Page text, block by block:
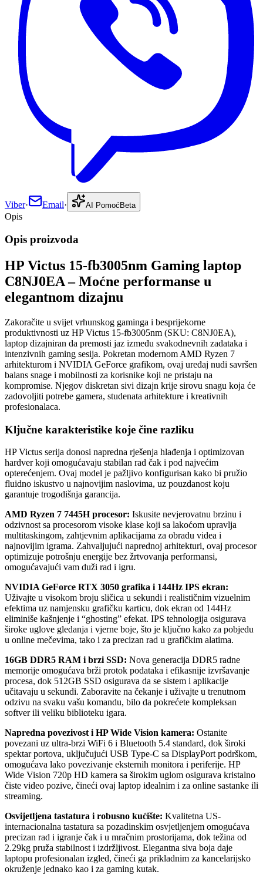
Viber· Email· AI Pomoć Beta
Opis
Opis proizvoda
HP Victus 15-fb3005nm Gaming laptop
C8NJ0EA – Moćne performanse u
elegantnom dizajnu
Zakoračite u svijet vrhunskog gaminga i besprijekorne
produktivnosti uz HP Victus 15-fb3005nm (SKU: C8NJ0EA),
laptop dizajniran da premosti jaz između svakodnevnih zadataka i
intenzivnih gaming sesija. Pokretan modernom AMD Ryzen 7
arhitekturom i NVIDIA GeForce grafikom, ovaj uređaj nudi savršen
balans snage i mobilnosti za korisnike koji ne pristaju na
kompromise. Njegov diskretan sivi dizajn krije sirovu snagu koja će
zadovoljiti potrebe gamera, studenata arhitekture i kreativnih
profesionalaca.
Ključne karakteristike koje čine razliku
HP Victus serija donosi napredna rješenja hlađenja i optimizovan
hardver koji omogućavaju stabilan rad čak i pod najvećim
opterećenjem. Ovaj model je pažljivo konfigurisan kako bi pružio
fluidno iskustvo u najnovijim naslovima, uz pouzdanost koju
garantuje trogodišnja garancija.
AMD Ryzen 7 7445H procesor: Iskusite nevjerovatnu brzinu i
odzivnost sa procesorom visoke klase koji sa lakoćom upravlja
multitaskingom, zahtjevnim aplikacijama za obradu videa i
najnovijim igrama. Zahvaljujući naprednoj arhitekturi, ovaj procesor
optimizuje potrošnju energije bez žrtvovanja performansi,
omogućavajući vam duži rad i igru.
NVIDIA GeForce RTX 3050 grafika i 144Hz IPS ekran:
Uživajte u visokom broju sličica u sekundi i realističnim vizuelnim
efektima uz namjensku grafičku karticu, dok ekran od 144Hz
eliminiše kašnjenje i “ghosting” efekat. IPS tehnologija osigurava
široke uglove gledanja i vjerne boje, što je ključno kako za pobjedu
u online mečevima, tako i za precizan rad u grafičkim alatima.
16GB DDR5 RAM i brzi SSD: Nova generacija DDR5 radne
memorije omogućava brži protok podataka i efikasnije izvršavanje
procesa, dok 512GB SSD osigurava da se sistem i aplikacije
učitavaju u sekundi. Zaboravite na čekanje i uživajte u trenutnom
odzivu na svaku vašu komandu, bilo da pokrećete kompleksan
softver ili veliku biblioteku igara.
Napredna povezivost i HP Wide Vision kamera: Ostanite
povezani uz ultra-brzi WiFi 6 i Bluetooth 5.4 standard, dok široki
spektar portova, uključujući USB Type-C sa DisplayPort podrškom,
omogućava lako povezivanje eksternih monitora i periferije. HP
Wide Vision 720p HD kamera sa širokim uglom osigurava kristalno
čiste video pozive, čineći ovaj laptop idealnim i za online sastanke ili
streaming.
Osvijetljena tastatura i robusno kućište: Kvalitetna US-
internacionalna tastatura sa pozadinskim osvjetljenjem omogućava
precizan rad i igranje čak i u mračnim prostorijama, dok težina od
2.29kg pruža stabilnost i izdržljivost. Elegantna siva boja daje
laptopu profesionalan izgled, čineći ga prikladnim za kancelarijsko
okruženje jednako kao i za gaming kutak.